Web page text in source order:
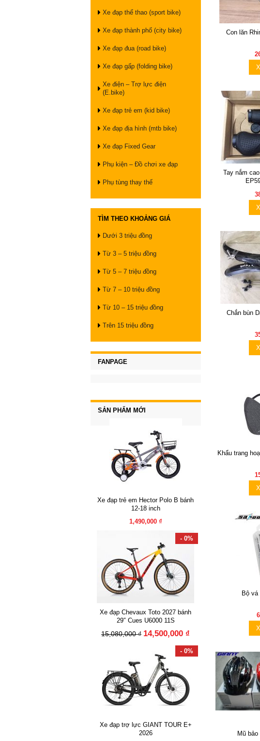
Xe đạp thể thao (sport bike)
Xe đạp thành phố (city bike)
Xe đạp đua (road bike)
Xe đạp gấp (folding bike)
Xe điện – Trợ lực điện
(E.bike)
Xe đạp trẻ em (kid bike)
Xe đạp địa hình (mtb bike)
Xe đạp Fixed Gear
Phụ kiện – Đồ chơi xe đạp
Phụ tùng thay thế
TÌM THEO KHOẢNG GIÁ
Dưới 3 triệu đồng
Từ 3 – 5 triệu đồng
Từ 5 – 7 triệu đồng
Từ 7 – 10 triệu đồng
Từ 10 – 15 triệu đồng
Trên 15 triệu đồng
FANPAGE
SẢN PHẨM MỚI
Xe đạp trẻ em Hector Polo B bánh
12-18 inch
1,490,000 ₫
- 0%
Xe đạp Chevaux Toto 2027 bánh
29″ Cues U6000 11S
15,080,000 ₫ 14,500,000 ₫
- 0%
Xe đạp trợ lực GIANT TOUR E+
2026
Con lăn
Tay nắm
Chắn bùn
Khẩu trang
Bộ
Mũ